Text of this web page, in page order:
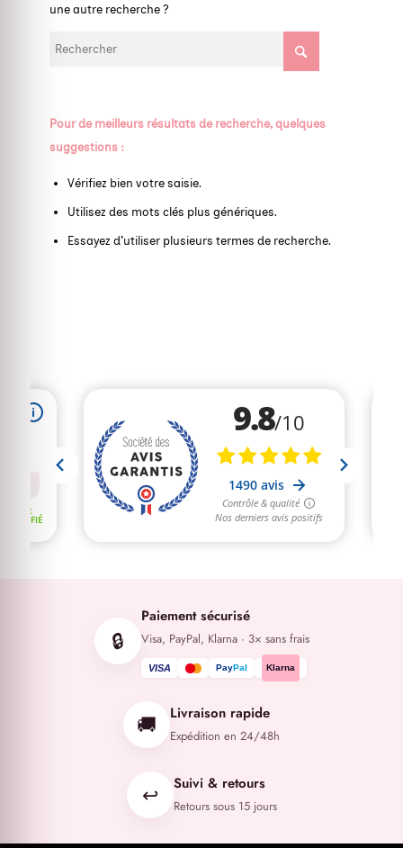
une autre recherche ?
Pour de meilleurs résultats de recherche, quelques
suggestions :
Vérifiez bien votre saisie.
Utilisez des mots clés plus génériques.
Essayez d’utiliser plusieurs termes de recherche.
🔒
Paiement sécurisé
Visa, PayPal, Klarna · 3× sans frais
VISA PayPal Klarna
🚚 Livraison rapide
Expédition en 24/48h
↩️ Suivi & retours
Retours sous 15 jours